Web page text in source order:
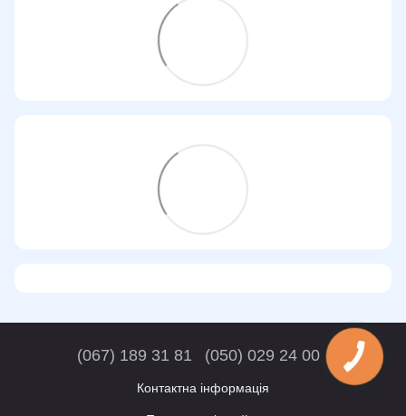
(067) 189 31 81 (050) 029 24 00
Контактна інформація